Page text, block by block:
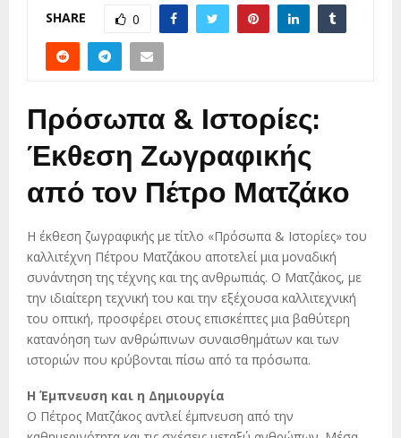
SHARE 0
Πρόσωπα & Ιστορίες:
Έκθεση Ζωγραφικής
από τον Πέτρο Ματζάκο
Η έκθεση ζωγραφικής με τίτλο «Πρόσωπα & Ιστορίες» του
καλλιτέχνη Πέτρου Ματζάκου αποτελεί μια μοναδική
συνάντηση της τέχνης και της ανθρωπιάς. Ο Ματζάκος, με
την ιδιαίτερη τεχνική του και την εξέχουσα καλλιτεχνική
του οπτική, προσφέρει στους επισκέπτες μια βαθύτερη
κατανόηση των ανθρώπινων συναισθημάτων και των
ιστοριών που κρύβονται πίσω από τα πρόσωπα.
Η Έμπνευση και η Δημιουργία
Ο Πέτρος Ματζάκος αντλεί έμπνευση από την